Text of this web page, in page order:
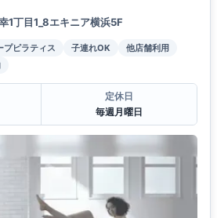
1丁目1_8エキニア横浜5F
プピラティス 子連れOK
他店舗利用
定休日
毎週月曜日